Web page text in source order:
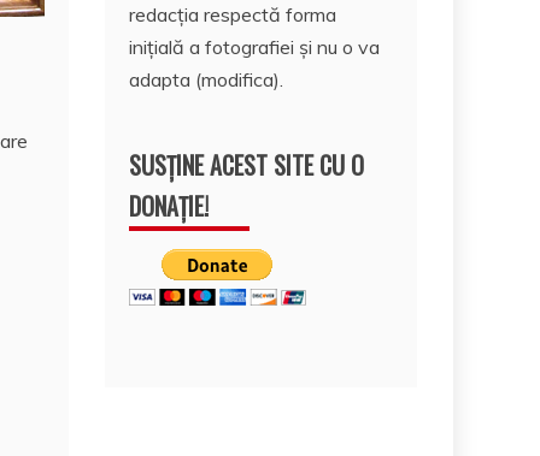
redacția respectă forma
inițială a fotografiei și nu o va
adapta (modifica).
SUSȚINE ACEST SITE CU O
DONAȚIE!